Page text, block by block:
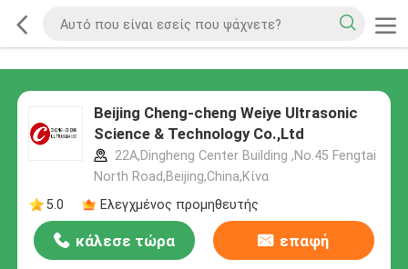
Beijing Cheng-cheng Weiye Ultrasonic
Science & Technology Co.,Ltd
22A,Dingheng Center Building ,No.45 Fengtai
North Road,Beijing,China,Κίνα
5.0
Ελεγχμένος προμηθευτής
κάλεσε τώρα επαφή